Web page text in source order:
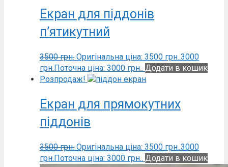
Екран для піддонів
п’ятикутний
3500грн. Оригінальна ціна: 3500 грн..3000
грн.Поточна ціна: 3000 грн.. Додати в кошик
Розпродаж!
Екран для прямокутних
піддонів
3500грн. Оригінальна ціна: 3500 грн..3000
грн. Поточна ціна: 3000 грн.. Додати в кошик